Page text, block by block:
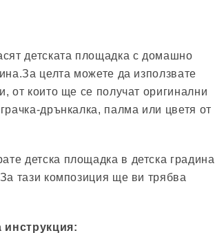
детската площадка с домашно
целта можете да използвате
от които ще се получат оригинални
дрънкалка, палма или цветя от
детска площадка в детска градина
тази композиция ще ви трябва
инструкция: